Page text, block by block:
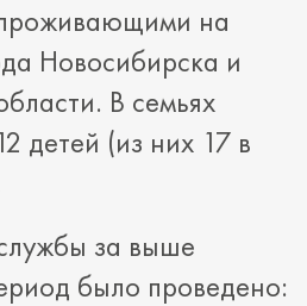
на
Новосибирска и
В семьях
детей (из них 17 в
за выше
было проведено: